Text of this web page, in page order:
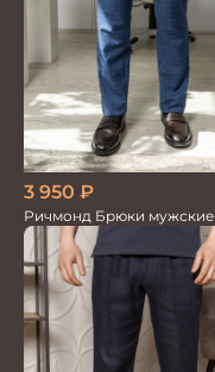
3 950 ₽
Ричмонд Брюки мужские